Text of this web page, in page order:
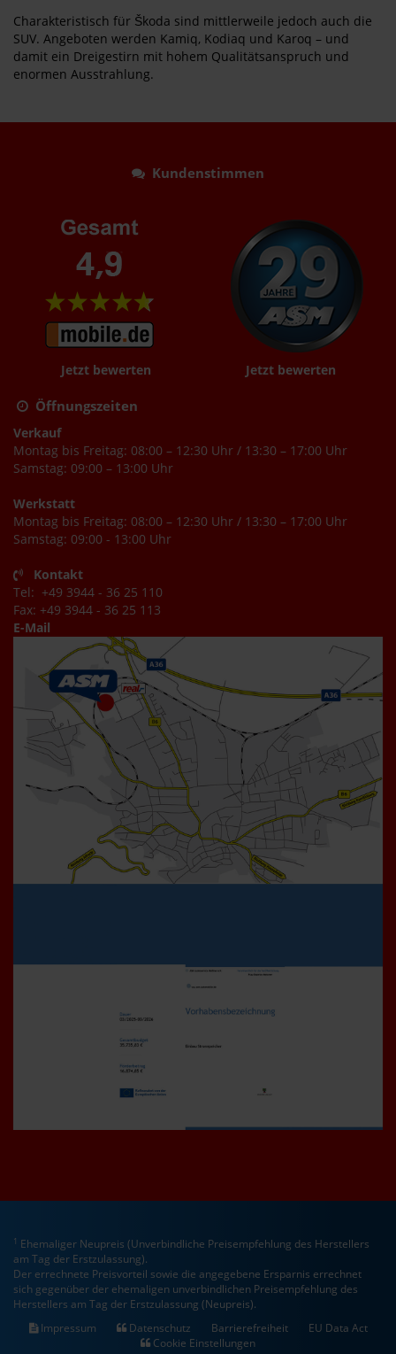
Charakteristisch für Škoda sind mittlerweile jedoch auch die
SUV. Angeboten werden Kamiq, Kodiaq und Karoq – und
damit ein Dreigestirn mit hohem Qualitätsanspruch und
enormen Ausstrahlung.
Kundenstimmen
Jetzt bewerten Jetzt bewerten
Öffnungszeiten
Verkauf
Montag bis Freitag: 08:00 – 12:30 Uhr / 13:30 – 17:00 Uhr
Samstag: 09:00 – 13:00 Uhr
Werkstatt
Montag bis Freitag: 08:00 – 12:30 Uhr / 13:30 – 17:00 Uhr
Samstag: 09:00 - 13:00 Uhr
Kontakt
Tel: +49 3944 - 36 25 110
Fax: +49 3944 - 36 25 113
E-Mail
1 Ehemaliger Neupreis (Unverbindliche Preisempfehlung des Herstellers
am Tag der Erstzulassung).
Der errechnete Preisvorteil sowie die angegebene Ersparnis errechnet
sich gegenüber der ehemaligen unverbindlichen Preisempfehlung des
Herstellers am Tag der Erstzulassung (Neupreis).
Impressum
Datenschutz Barrierefreiheit
EU Data Act
Cookie Einstellungen